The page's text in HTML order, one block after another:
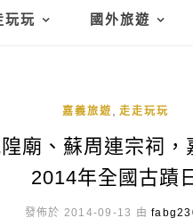
玩玩 國外旅遊
嘉義旅遊 走走玩玩
廟、蘇周連宗祠
2014年全國古蹟
發佈於 2014-09-13 由